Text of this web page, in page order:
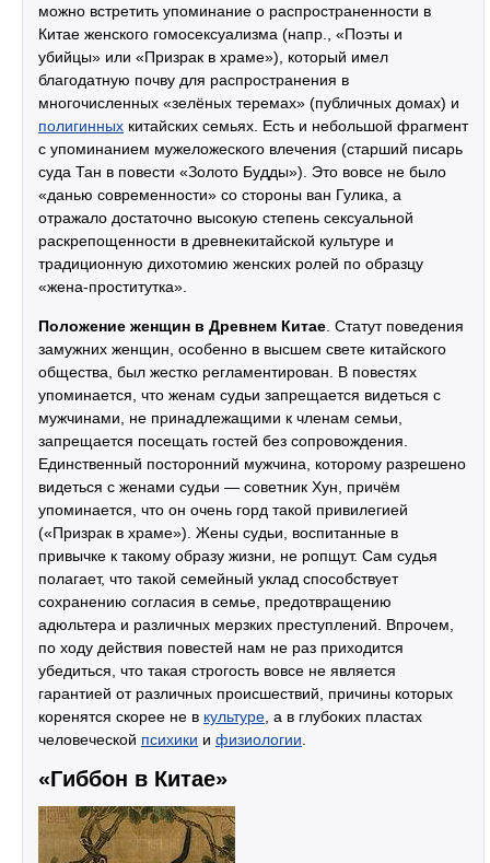
можно встретить упоминание о распространенности в
Китае женского гомосексуализма (напр., «Поэты и
убийцы» или «Призрак в храме»), который имел
благодатную почву для распространения в
многочисленных «зелёных теремах» (публичных домах) и
полигинных китайских семьях. Есть и небольшой фрагмент
с упоминанием мужеложеского влечения (старший писарь
суда Тан в повести «Золото Будды»). Это вовсе не было
«данью современности» со стороны ван Гулика, а
отражало достаточно высокую степень сексуальной
раскрепощенности в древнекитайской культуре и
традиционную дихотомию женских ролей по образцу
«жена-проститутка».
Положение женщин в Древнем Китае . Статут поведения
замужних женщин, особенно в высшем свете китайского
общества, был жестко регламентирован. В повестях
упоминается, что женам судьи запрещается видеться с
мужчинами, не принадлежащими к членам семьи,
запрещается посещать гостей без сопровождения.
Единственный посторонний мужчина, которому разрешено
видеться с женами судьи — советник Хун, причём
упоминается, что он очень горд такой привилегией
(«Призрак в храме»). Жены судьи, воспитанные в
привычке к такому образу жизни, не ропщут. Сам судья
полагает, что такой семейный уклад способствует
сохранению согласия в семье, предотвращению
адюльтера и различных мерзких преступлений. Впрочем,
по ходу действия повестей нам не раз приходится
убедиться, что такая строгость вовсе не является
гарантией от различных происшествий, причины которых
коренятся скорее не в культуре , а в глубоких пластах
человеческой психики и физиологии
«Гиббон в Китае»